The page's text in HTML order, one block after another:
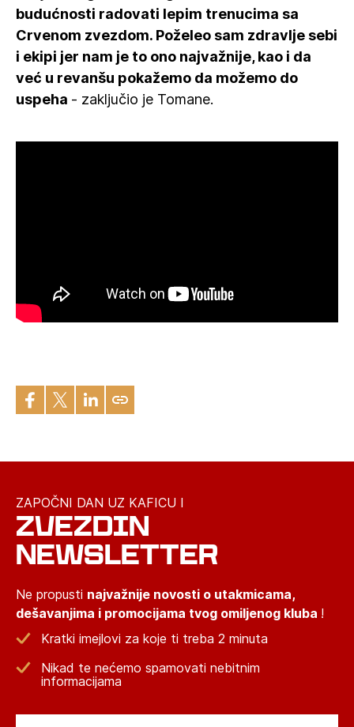
budućnosti radovati lepim trenucima sa
Crvenom zvezdom. Poželeo sam zdravlje sebi
i ekipi jer nam je to ono najvažnije, kao i da
već u revanšu pokažemo da možemo do
uspeha - zaključio je Tomane.
ZAPOČNI DAN UZ KAFICU I
ZVEZDIN
NEWSLETTER
Ne propusti najvažnije novosti o utakmicama,
dešavanjima i promocijama tvog omiljenog kluba !
Kratki imejlovi za koje ti treba 2 minuta
Nikad te nećemo spamovati nebitnim
informacijama